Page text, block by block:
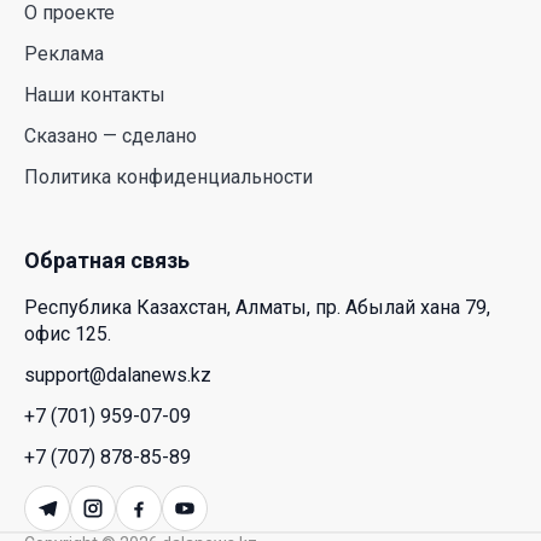
Новые ориентиры экономического партнерства:
какие возможности открывает форум
Межпартийные теледебаты выйдут в эфире
23 Июл. 2026 21:15
Казахстан сохраняет лидерство в Центральной
Азии по устойчивости инвестиционного рынка
23 Июл. 2026 15:39
Полный гид: На какую поддержку от государства
может рассчитывать многодетная семья в
Казахстане
О проекте
Реклама
Наши контакты
Сказано — сделано
Политика конфиденциальности
Обратная связь
Республика Казахстан, Алматы, пр. Абылай хана 79,
офис 125.
support@dalanews.kz
+7 (701) 959-07-09
+7 (707) 878-85-89